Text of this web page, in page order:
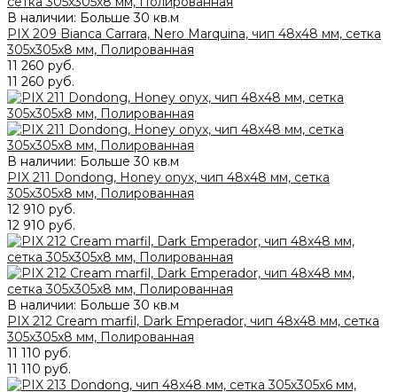
В наличии: Больше 30 кв.м
PIX 209 Bianca Carrara, Nero Marquina, чип 48x48 мм, сетка
305х305x8 мм, Полированная
11 260 руб.
11 260 руб.
В наличии: Больше 30 кв.м
PIX 211 Dondong, Honey onyx, чип 48x48 мм, сетка
305х305x8 мм, Полированная
12 910 руб.
12 910 руб.
В наличии: Больше 30 кв.м
PIX 212 Cream marfil, Dark Еmperador, чип 48x48 мм, сетка
305х305x8 мм, Полированная
11 110 руб.
11 110 руб.